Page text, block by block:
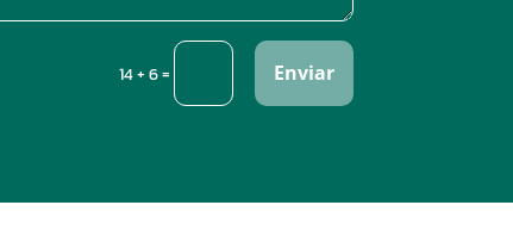
14 + 6= Enviar